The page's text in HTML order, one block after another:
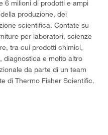
6 milioni di prodotti e ampi
produzione, dei
scientifica. Contate su
per laboratori, scienze
tra cui prodotti chimici,
diagnostica e molto altro
da parte di un team
di Thermo Fisher Scientific.